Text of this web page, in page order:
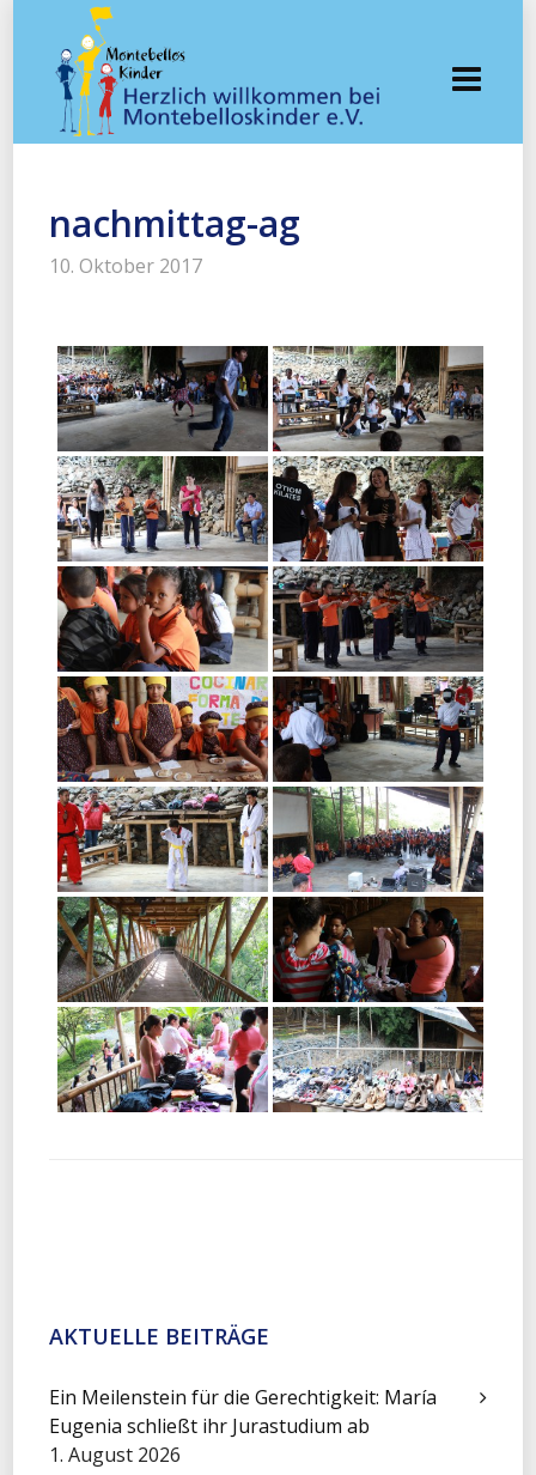
nachmittag-ag
10. Oktober 2017
AKTUELLE BEITRÄGE
Ein Meilenstein für die Gerechtigkeit: María
Eugenia schließt ihr Jurastudium ab
1. August 2026